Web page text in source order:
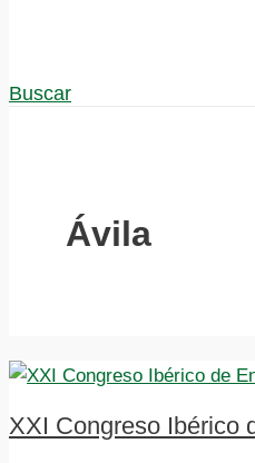
Buscar
Ávila
XXI Congreso Ibérico